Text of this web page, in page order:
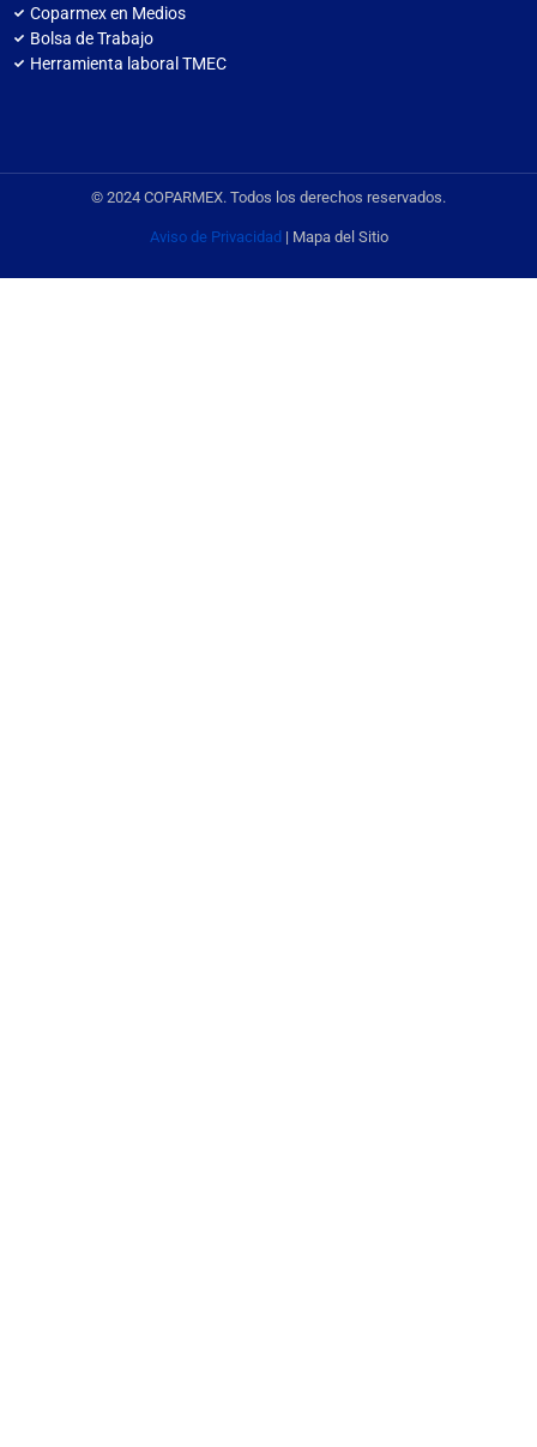
Coparmex en Medios
Bolsa de Trabajo
Herramienta laboral TMEC
© 2024 COPARMEX. Todos los derechos reservados.
Aviso de Privacidad | Mapa del Sitio